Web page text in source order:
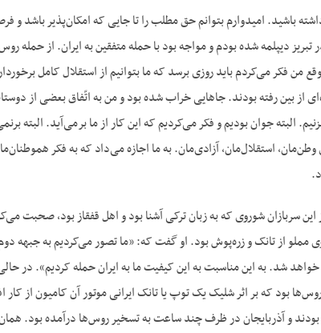
باشید. امیدوارم بتوانم حق مطلب را تا جایی که امکان‌پذیر باشد و
درست زمانی که در تبریز دیپلمه شده بودم و مواجه بود با حمله متفقین به ایران.
من فکر می‌کردم باید روزی برسد که ما بتوانیم از استقلال کامل
از بین رفته بودند. جاهایی خراب شده بود و من به اتّفاق بعضی از
البته جوان بودیم و فکر می‌کردیم که این کار از ما برمی‌آید. البته
استقلال‌مان، آزادی‌مان. به ما اجازه می‌داد که به فکر
سربازان شوروی که به زبان ترکی آشنا بود و اهل قفقاز بود، صحبت
مملو از تانک و زره‌پوش بود. او گفت که: «ما تصور می‌کردیم به جبهه
شد. به این مناسبت به این کیفیت‌ ما به ایران حمله کردیم». در
بود که بر اثر شلیک یک توپ یا تانک ایرانی موتور آن کامیون از کار
بودند و آذربایجان در ظرف چند ساعت به تسخیر روس‌ها درآمده بود.